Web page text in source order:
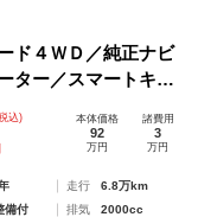
４ＷＤ／純正ナビ
ター／スマートキー
ルミホイール／防水
込) 本体価格
92
万円
諸費用
3
万円
走行
6.8万km
備付 排気
2000cc